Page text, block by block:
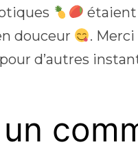
étaient
douceur
.
d’autres